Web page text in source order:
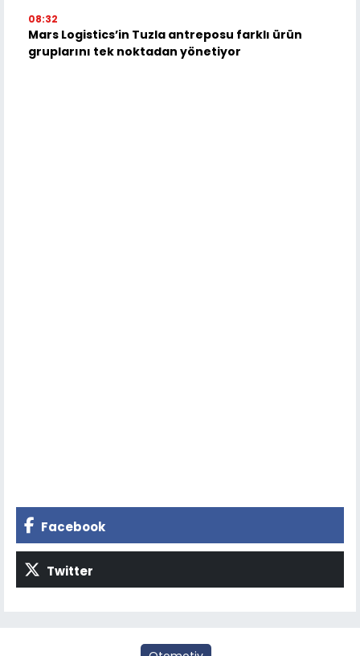
08:32
Mars Logistics’in Tuzla antreposu farklı ürün
gruplarını tek noktadan yönetiyor
Facebook
Twitter